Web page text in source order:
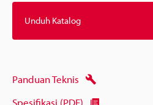
Unduh Katalog
Panduan Teknis